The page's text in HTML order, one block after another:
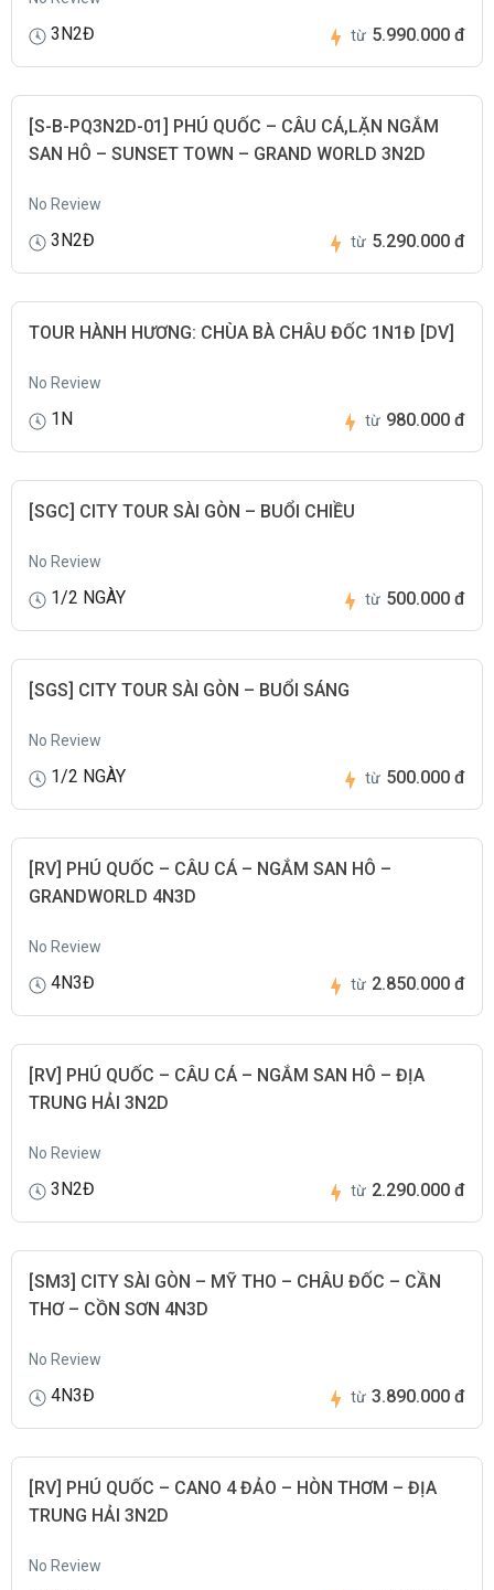
3N2Đ từ 5.990.000 đ
[S-B-PQ3N2D-01] PHÚ QUỐC – CÂU CÁ,LẶN NGẮM
SAN HÔ – SUNSET TOWN – GRAND WORLD 3N2D
No Review
3N2Đ từ 5.290.000 đ
TOUR HÀNH HƯƠNG: CHÙA BÀ CHÂU ĐỐC 1N1Đ [DV]
No Review
1N từ 980.000 đ
[SGC] CITY TOUR SÀI GÒN – BUỔI CHIỀU
No Review
1/2 NGÀY từ 500.000 đ
[SGS] CITY TOUR SÀI GÒN – BUỔI SÁNG
No Review
1/2 NGÀY từ 500.000 đ
[RV] PHÚ QUỐC – CÂU CÁ – NGẮM SAN HÔ –
GRANDWORLD 4N3D
No Review
4N3Đ từ 2.850.000 đ
[RV] PHÚ QUỐC – CÂU CÁ – NGẮM SAN HÔ – ĐỊA
TRUNG HẢI 3N2D
No Review
3N2Đ từ 2.290.000 đ
[SM3] CITY SÀI GÒN – MỸ THO – CHÂU ĐỐC – CẦN
THƠ – CỒN SƠN 4N3D
No Review
4N3Đ từ 3.890.000 đ
[RV] PHÚ QUỐC – CANO 4 ĐẢO – HÒN THƠM – ĐỊA
TRUNG HẢI 3N2D
No Review